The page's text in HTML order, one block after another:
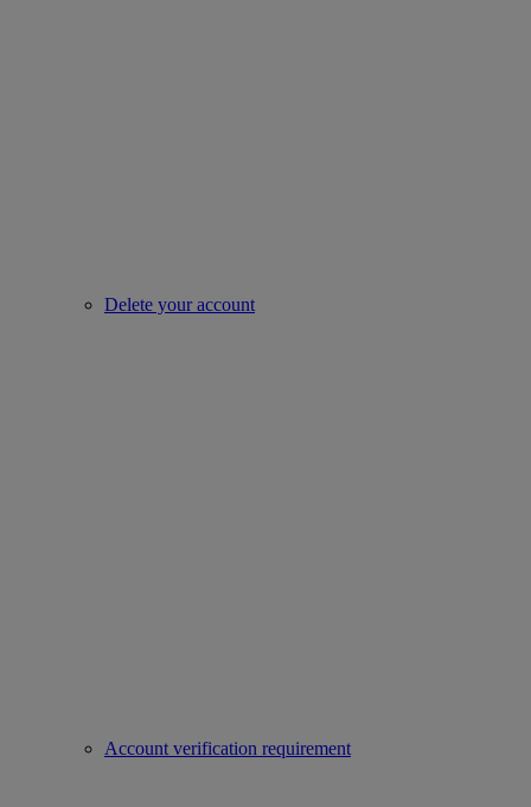
Delete your account
Account verification requirement